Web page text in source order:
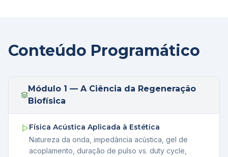
Conteúdo Programático
Módulo 1 — A Ciência da Regeneração
Biofísica
Física Acústica Aplicada à Estética
Natureza da onda, impedância acústica, gel de
acoplamento, duração de pulso vs. duty cycle,